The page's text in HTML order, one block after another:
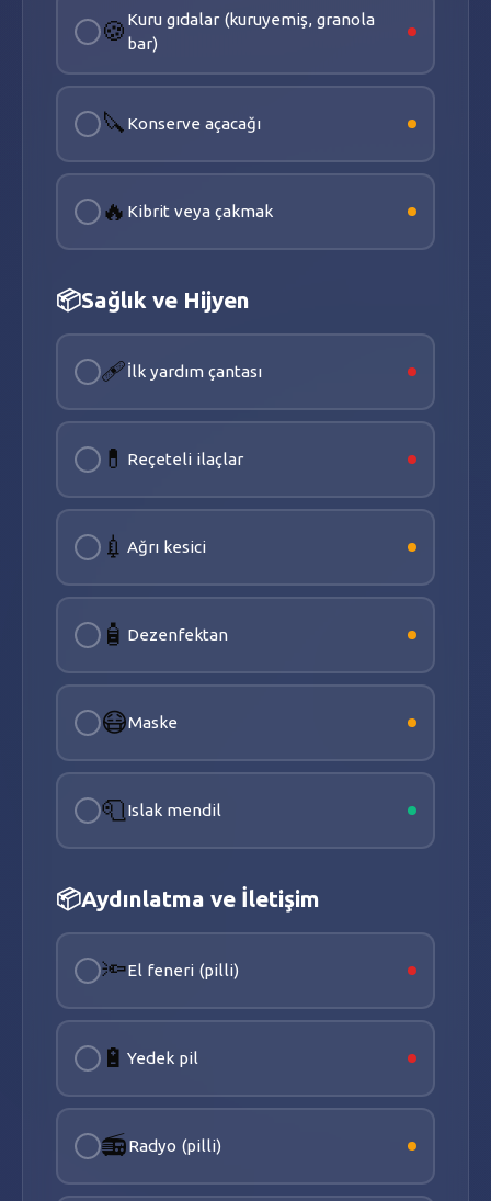
🍪 Kuru gıdalar (kuruyemiş, granola
bar)
🔪 Konserve açacağı
🔥 Kibrit veya çakmak
📦Sağlık ve Hijyen
🩹İlk yardım çantası
💊 Reçeteli ilaçlar
💉 Ağrı kesici
🧴 Dezenfektan
😷Maske
🧻Islak mendil
📦Aydınlatma ve İletişim
🔦El feneri (pilli)
🔋 Yedek pil
📻Radyo (pilli)